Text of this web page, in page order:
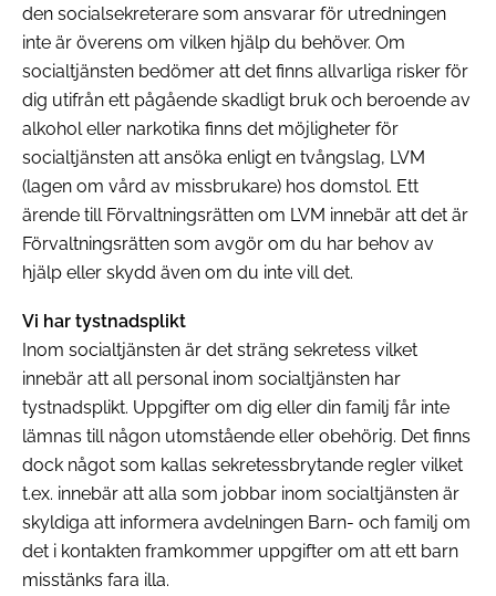
den socialsekreterare som ansvarar för utredningen
inte är överens om vilken hjälp du behöver. Om
socialtjänsten bedömer att det finns allvarliga risker för
dig utifrån ett pågående skadligt bruk och beroende av
alkohol eller narkotika finns det möjligheter för
socialtjänsten att ansöka enligt en tvångslag, LVM
(lagen om vård av missbrukare) hos domstol. Ett
ärende till Förvaltningsrätten om LVM innebär att det är
Förvaltningsrätten som avgör om du har behov av
hjälp eller skydd även om du inte vill det.
Vi har tystnadsplikt
Inom socialtjänsten är det sträng sekretess vilket
innebär att all personal inom socialtjänsten har
tystnadsplikt. Uppgifter om dig eller din familj får inte
lämnas till någon utomstående eller obehörig. Det finns
dock något som kallas sekretessbrytande regler vilket
t.ex. innebär att alla som jobbar inom socialtjänsten är
skyldiga att informera avdelningen Barn- och familj om
det i kontakten framkommer uppgifter om att ett barn
misstänks fara illa.